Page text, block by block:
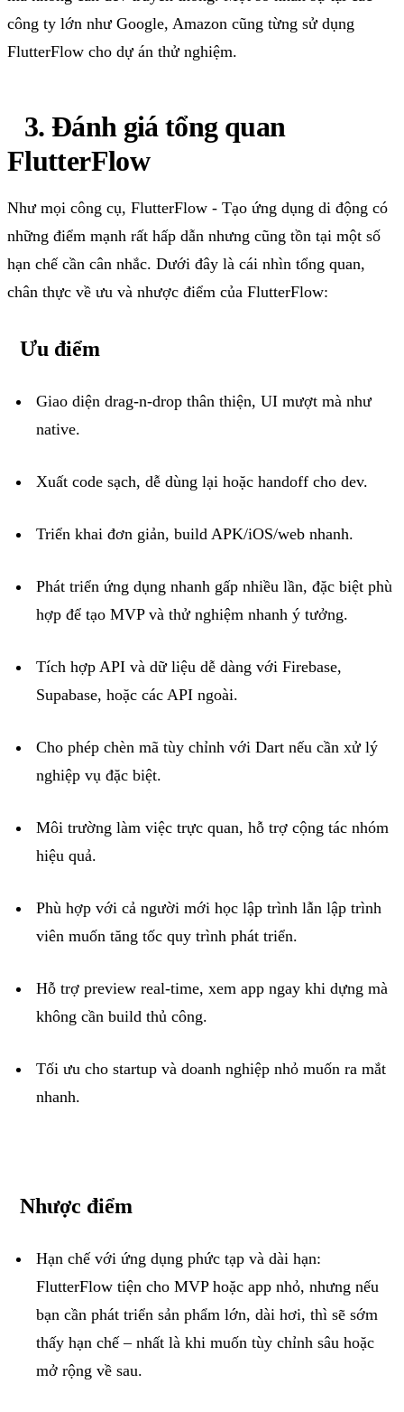
công ty lớn nhưGoogle, Amazon cũng từng sử dụng
FlutterFlow cho dự án thử nghiệm.
3. Đánh giá tổng quan
FlutterFlow
Như mọi công cụ, FlutterFlow - Tạo ứng dụng di động có
những điểm mạnh rất hấp dẫn nhưng cũng tồn tại một số
hạn chế cần cân nhắc. Dưới đây là cái nhìn tổng quan,
chân thực về ưu và nhược điểm của FlutterFlow:
Ưu điểm
Giao diện drag-n-drop thân thiện, UI mượt mà như
native.
Xuấtcode sạch, dễ dùng lại hoặchandoff chodev.
Triển khai đơn giản, build APK/iOS/web nhanh.
Phát triển ứng dụng nhanh gấp nhiều lần, đặc biệt phù
hợp để tạoMVP và thử nghiệm nhanh ý tưởng.
Tích hợpAPI và dữ liệu dễ dàng với Firebase,
Supabase, hoặc cácAPI ngoài.
Cho phép chèn mã tùy chỉnh với Dart nếu cần xử lý
nghiệp vụ đặc biệt.
Môi trường làm việc trực quan, hỗ trợ cộng tác nhóm
hiệu quả.
Phù hợp với cả người mới học lập trình lẫn lập trình
viên muốn tăng tốc quy trình phát triển.
Hỗ trợpreview real-time, xem app ngay khi dựng mà
không cần build thủ công.
Tối ưu chostartup và doanh nghiệp nhỏ muốn ra mắt
nhanh.
Nhược điểm
Hạn chế với ứng dụng phức tạp và dài hạn:
FlutterFlow tiện choMVP hoặcapp nhỏ, nhưng nếu
bạn cần phát triển sản phẩm lớn, dài hơi, thì sẽ sớm
thấy hạn chế– nhất là khi muốn tùy chỉnh sâu hoặc
mở rộng về sau.